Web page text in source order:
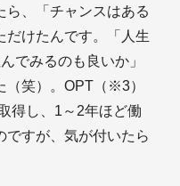
ら、「チャンスはある
だけたんです。「人生
でみるのも良いか」
（笑）。OPT（※3）
得し、1～2年ほど働
ですが、気が付いたら